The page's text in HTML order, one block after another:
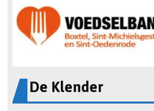
De Klender